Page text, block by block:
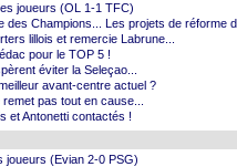
joueurs (OL 1-1 TFC)
des Champions... Les projets de réforme
lillois et remercie Labrune...
pour le TOP 5 !
éviter la Seleçao...
avant-centre actuel ?
pas tout en cause...
et Antonetti contactés !
joueurs (Evian 2-0 PSG)